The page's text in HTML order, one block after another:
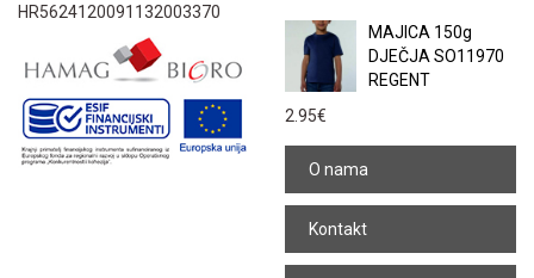
HR5624120091132003370
MAJICA 150g
DJEČJA SO11970
REGENT
2.95€
O nama
Kontakt